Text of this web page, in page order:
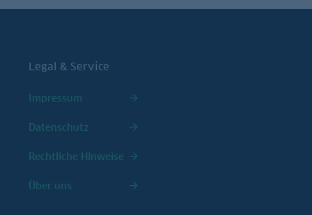
Legal & Service
Impressum
Datenschutz
Rechtliche Hinweise
Über uns